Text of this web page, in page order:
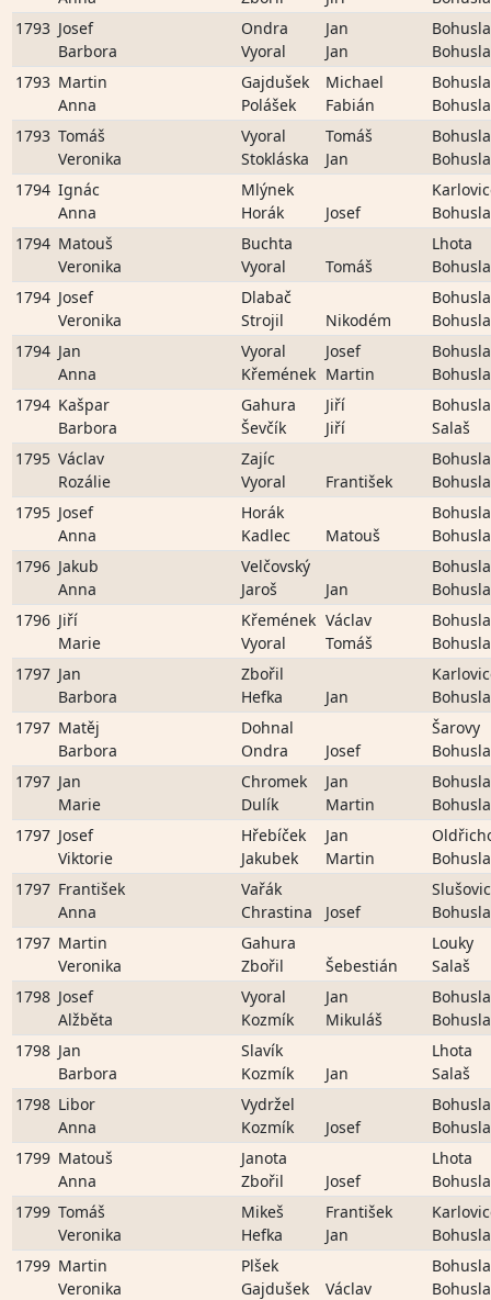
1793 Josef
Barbora
Ondra
Vyoral
Jan
Jan
1793 Martin
Anna
Gajdušek
Polášek
Michael
Fabián
1793 Tomáš
Veronika
Vyoral
Stokláska
Tomáš
Jan
1794 Ignác
Anna
Mlýnek
Horák
Josef
1794 Matouš
Veronika
Buchta
Vyoral
Tomáš
Lhota
1794 Josef
Veronika
Dlabač
Strojil
Nikodém
1794 Jan
Anna
Vyoral
Křemének
Josef
Martin
1794 Kašpar
Barbora
Gahura
Ševčík
Jiří
Jiří
Salaš
1795 Václav
Rozálie
Zajíc
Vyoral
František
1795 Josef
Anna
Horák
Kadlec
Matouš
1796 Jakub
Anna
Velčovský
Jaroš
Jan
1796 Jiří
Marie
Křemének
Vyoral
Václav
Tomáš
1797 Jan
Barbora
Zbořil
Hefka
Jan
1797 Matěj
Barbora
Dohnal
Ondra
Josef
Šarovy
1797 Jan
Marie
Chromek
Dulík
Jan
Martin
1797 Josef
Viktorie
Hřebíček
Jakubek
Jan
Martin
1797 František
Anna
Vařák
Chrastina
Josef
1797 Martin
Veronika
Gahura
Zbořil
Šebestián
Louky
Salaš
1798 Josef
Alžběta
Vyoral
Kozmík
Jan
Mikuláš
1798 Jan
Barbora
Slavík
Kozmík
Jan
Lhota
Salaš
1798 Libor
Anna
Vydržel
Kozmík
Josef
1799 Matouš
Anna
Janota
Zbořil
Josef
Lhota
1799 Tomáš
Veronika
Mikeš
Hefka
František
Jan
1799 Martin
Veronika
Plšek
Gajdušek
Václav